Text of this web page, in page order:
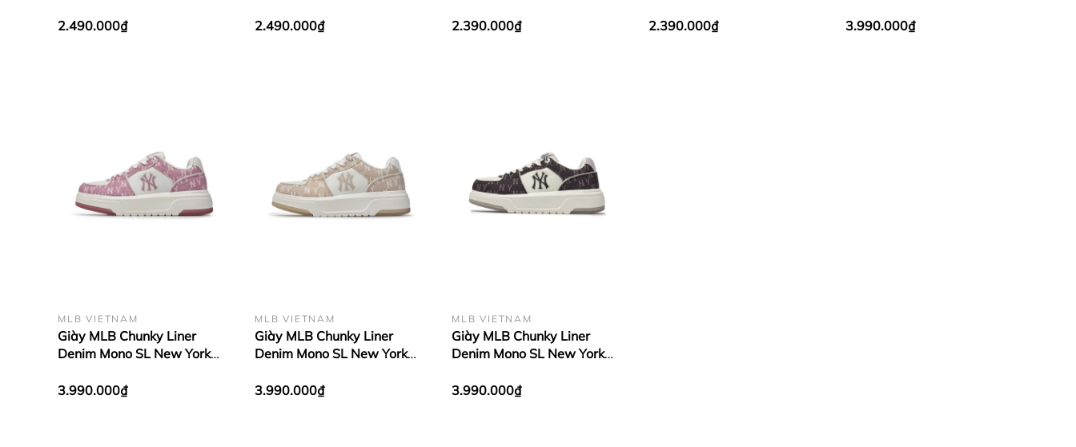
2.490.000₫
2.490.000₫
2.390.000₫ 2.390.000₫
3.990.000₫
MLB VIETNAM
Giày MLB Chunky Liner
Denim Mono SL New York
3.990.000₫
MLB VIETNAM
Giày MLB Chunky Liner
Denim Mono SL New York
3.990.000₫
MLB VIETNAM
Giày MLB Chunky Liner
Denim Mono SL New York
3.990.000₫